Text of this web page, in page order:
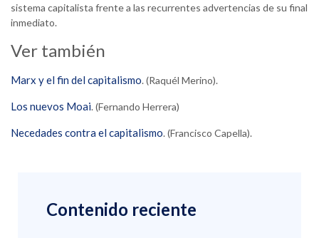
sistema capitalista frente a las recurrentes advertencias de su final
inmediato.
Ver también
Marx y el fin del capitalismo. (Raquél Merino).
Los nuevos Moai. (Fernando Herrera)
Necedades contra el capitalismo. (Francisco Capella).
Contenido reciente